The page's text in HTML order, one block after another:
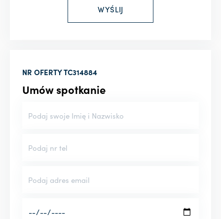
NR OFERTYTC314884
Umów spotkanie